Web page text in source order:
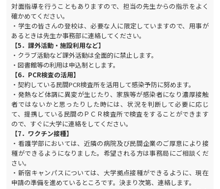
対面指導を行うこともありますので、担当の先生からの指示をよく
確かめてください。
・学生の皆さんの登校は、必要な人に限定していますので、用事が
あるときは先生か事務部に連絡してください。
【5．課外活動・施設利用など】
・クラブ活動など課外活動は全面的に禁止します。
・図書館等の利用は申込制とします。
【6．PCR検査の活用】
・契約している民間PCR検査所を活用して感染予防に努めます。
・発熱など体調に異変が生じたり、家族等が感染者になり濃厚接触
者ではないかと思ったりした時には、状況を判断して必要に応じ
て、提携している民間のＰＣＲ検査所で検査をすることができます
ので、すぐに大学に連絡をしてください。
【7．ワクチン接種】
・看護学部においては、近隣の病院及び民間企業のご厚意により接
種ができるようになりました。希望される方は事務局にご相談くだ
さい。
・新宿キャンパスについては、大学拠点接種ができるように、現在
申請の準備を進めているところです。決まり次第、連絡します。